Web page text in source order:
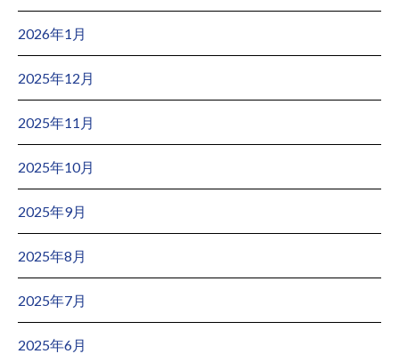
2026年1月
2025年12月
2025年11月
2025年10月
2025年9月
2025年8月
2025年7月
2025年6月